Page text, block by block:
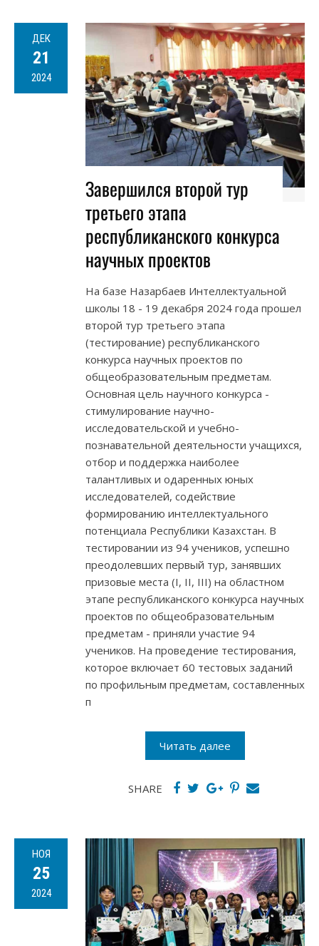
ДЕК
21
2024
Завершился второй тур
третьего этапа
республиканского конкурса
научных проектов
На базе Назарбаев Интеллектуальной
школы 18 - 19 декабря 2024 года прошел
второй тур третьего этапа
(тестирование) республиканского
конкурса научных проектов по
общеобразовательным предметам.
Основная цель научного конкурса -
стимулирование научно-
исследовательской и учебно-
познавательной деятельности учащихся,
отбор и поддержка наиболее
талантливых и одаренных юных
исследователей, содействие
формированию интеллектуального
потенциала Республики Казахстан. В
тестировании из 94 учеников, успешно
преодолевших первый тур, занявших
призовые места (І, ІІ, ІІІ) на областном
этапе республиканского конкурса научных
проектов по общеобразовательным
предметам - приняли участие 94
учеников. На проведение тестирования,
которое включает 60 тестовых заданий
по профильным предметам, составленных
п
Читать далее
SHARE
НОЯ
25
2024